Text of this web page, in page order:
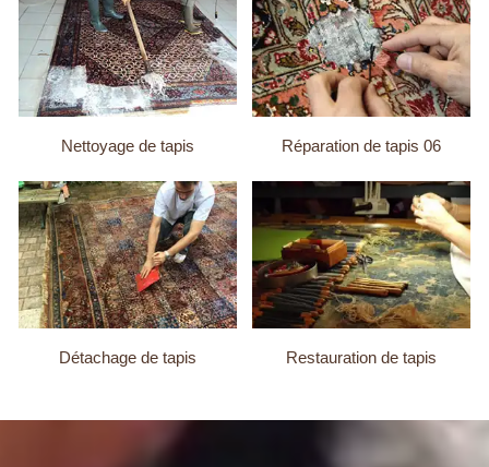
Nettoyage de tapis Réparation de tapis 06
Détachage de tapis Restauration de tapis